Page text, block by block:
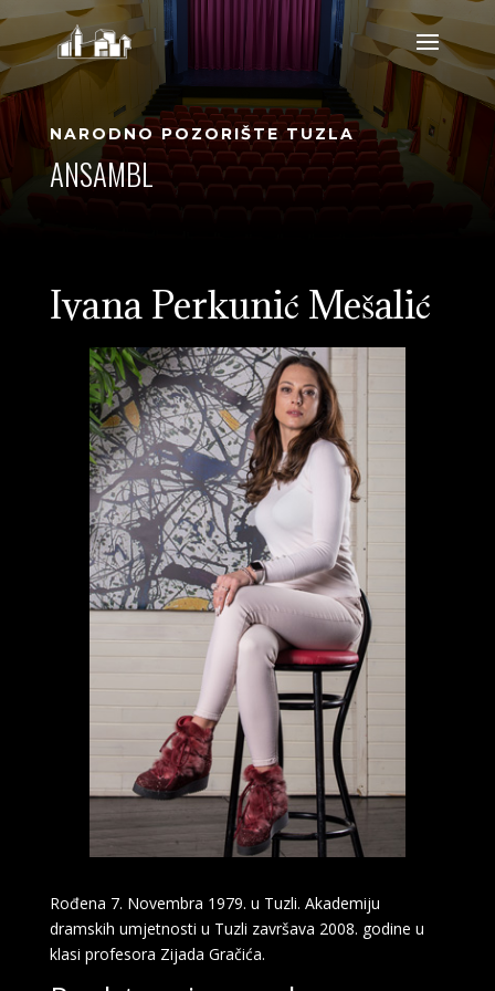
NARODNO POZORIŠTE TUZLA
ANSAMBL
Ivana Perkunić Mešalić
Rođena 7. Novembra 1979. u Tuzli. Akademiju
dramskih umjetnosti u Tuzli završava 2008. godine u
klasi profesora Zijada Gračića.